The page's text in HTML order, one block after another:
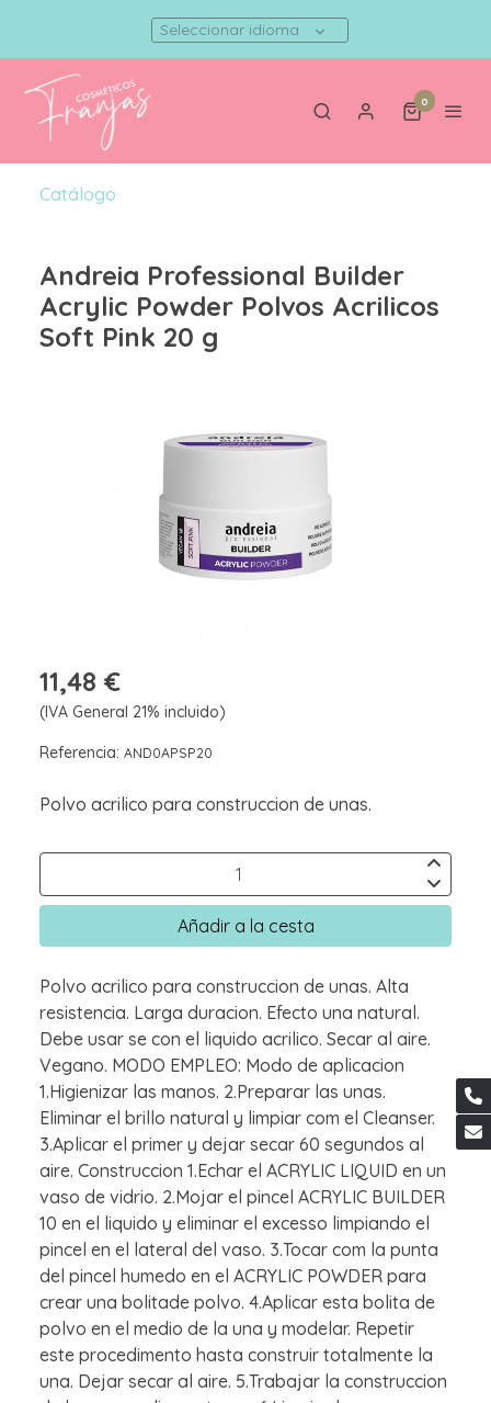
Seleccionar idioma
0
Catálogo
Andreia Professional Builder
Acrylic Powder Polvos Acrilicos
Soft Pink 20 g
11,48 €
(IVA General 21% incluido)
Referencia: AND0APSP20
Polvo acrilico para construccion de unas.
Añadir a la cesta
Polvo acrilico para construccion de unas. Alta
resistencia. Larga duracion. Efecto una natural.
Debe usar se con el liquido acrilico. Secar al aire.
Vegano. MODO EMPLEO: Modo de aplicacion
1.Higienizar las manos. 2.Preparar las unas.
Eliminar el brillo natural y limpiar com el Cleanser.
3.Aplicar el primer y dejar secar 60 segundos al
aire. Construccion 1.Echar el ACRYLIC LIQUID en un
vaso de vidrio. 2.Mojar el pincel ACRYLIC BUILDER
10 en el liquido y eliminar el excesso limpiando el
pincel en el lateral del vaso. 3.Tocar com la punta
del pincel humedo en el ACRYLIC POWDER para
crear una bolitade polvo. 4.Aplicar esta bolita de
polvo en el medio de la una y modelar. Repetir
este procedimento hasta construir totalmente la
una. Dejar secar al aire. 5.Trabajar la construccion